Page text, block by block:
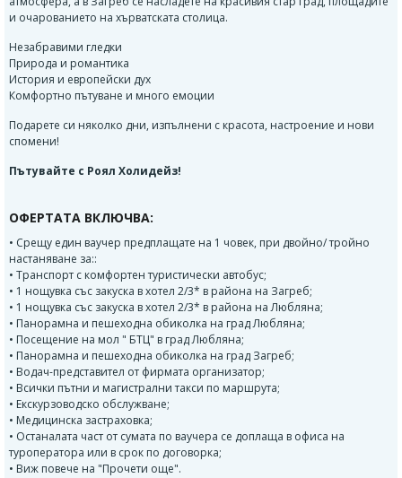
и очарованието на хърватската столица.
Незабравими гледки
Природа и романтика
История и европейски дух
Комфортно пътуване и много емоции
Подарете си няколко дни, изпълнени с красота, настроение и нови
спомени!
Пътувайте с Роял Холидейз!
ОФЕРТАТА ВКЛЮЧВА:
• Срещу един ваучер предплащате на 1 човек, при двойно/ тройно
настаняване за::
• Транспорт с комфортен туристически автобус;
• 1 нощувка със закуска в хотел 2/3* в района на Загреб;
• 1 нощувка със закуска в хотел 2/3* в района на Любляна;
• Панорамна и пешеходна обиколка на град Любляна;
• Посещение на мол " БТЦ" в град Любляна;
• Панорамна и пешеходна обиколка на град Загреб;
• Водач-представител от фирмата организатор;
• Всички пътни и магистрални такси по маршрута;
• Екскурзоводско обслужване;
• Медицинска застраховка;
• Останалата част от сумата по ваучера се доплаща в офиса на
туроператора или в срок по договорка;
• Виж повече на "Прочети още".